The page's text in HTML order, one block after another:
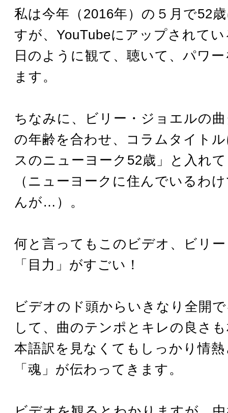
私は今年（2016年）の５月で52
すが、YouTubeにアップされて
日のように観て、聴いて、パワ
ます。
ちなみに、ビリー・ジョエルの
の年齢を合わせ、コラムタイト
スのニューヨーク52歳」と入れ
（ニューヨークに住んでいるわ
んが…）。
何と言ってもこのビデオ、ビリ
「目力」がすごい！
ビデオのド頭からいきなり全開
して、曲のテンポとキレの良さ
本語訳を見なくてもしっかり情
「魂」が伝わってきます。